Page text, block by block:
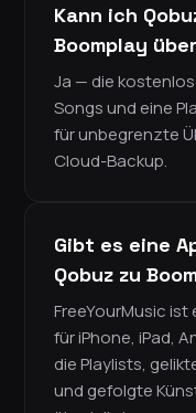
Kann ich
Boomplay
Ja — die
Songs und eine
für unbegrenzte
Cloud-Backup.
Gibt es eine
Qobuz zu
FreeYourMusic
für iPhone, iPad,
die Playlists,
und gefolgte